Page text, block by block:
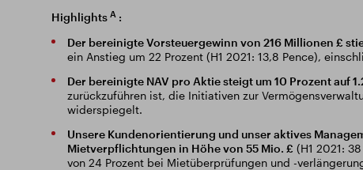
Highlights A:
Der bereinigte Vorsteuergewinn von 216 Millionen £
ein Anstieg um 22 Prozent (H1 2021: 13,8 Pence),
Der bereinigte NAV pro Aktie steigt um 10 Prozent auf
zurückzuführen ist, die Initiativen zur
widerspiegelt.
Unsere Kundenorientierung und unser aktives
Mietverpflichtungen in Höhe von 55 Mio. £ (H1 2021:
von 24 Prozent bei Mietüberprüfungen und -